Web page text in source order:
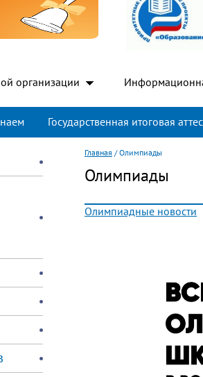
организации
Государственная итоговая
Главная /Олимпиады
Олимпиады
Олимпиадные новости